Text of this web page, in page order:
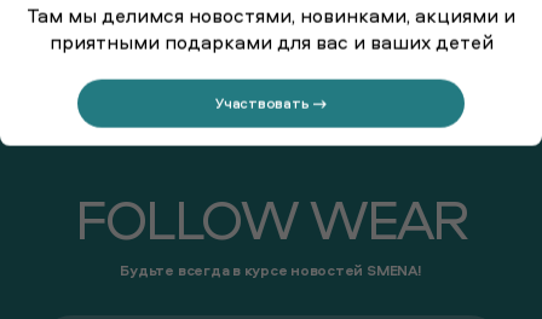
FOLLOW WEAR
Будьте всегда в курсе новостей SMENA!
Там мы делимся новостями, новинками, акциями и
приятными подарками для вас и ваших детей
Участвовать →